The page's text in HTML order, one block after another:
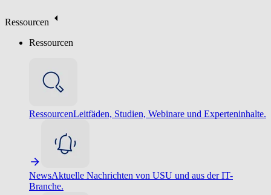
Ressourcen
Ressourcen
RessourcenLeitfäden, Studien, Webinare und Experteninhalte.
NewsAktuelle Nachrichten von USU und aus der IT-
Branche.